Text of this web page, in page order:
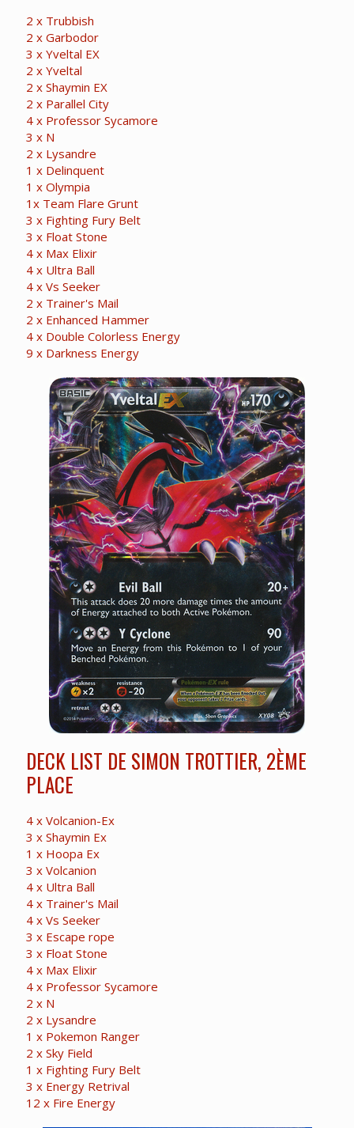
2 x Trubbish
2 x Garbodor
3 x Yveltal EX
2 x Yveltal
2 x Shaymin EX
2 x Parallel City
4 x Professor Sycamore
3 x N
2 x Lysandre
1 x Delinquent
1 x Olympia
1x Team Flare Grunt
3 x Fighting Fury Belt
3 x Float Stone
4 x Max Elixir
4 x Ultra Ball
4 x Vs Seeker
2 x Trainer's Mail
2 x Enhanced Hammer
4 x Double Colorless Energy
9 x Darkness Energy
DECK LIST DE SIMON TROTTIER, 2ÈME
PLACE
4 x Volcanion-Ex
3 x Shaymin Ex
1 x Hoopa Ex
3 x Volcanion
4 x Ultra Ball
4 x Trainer's Mail
4 x Vs Seeker
3 x Escape rope
3 x Float Stone
4 x Max Elixir
4 x Professor Sycamore
2 x N
2 x Lysandre
1 x Pokemon Ranger
2 x Sky Field
1 x Fighting Fury Belt
3 x Energy Retrival
12 x Fire Energy